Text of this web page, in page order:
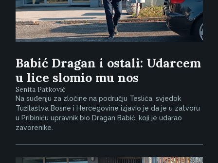
Babić Dragan i ostali: Udarcem
u lice slomio mu nos
Senita Patković
Na suđenju za zločine na području Teslića, svjedok
Tužilaštva Bosne i Hercegovine izjavio je da je u zatvoru
u Pribiniću upravnik bio Dragan Babić, koji je udarao
zavorenike.